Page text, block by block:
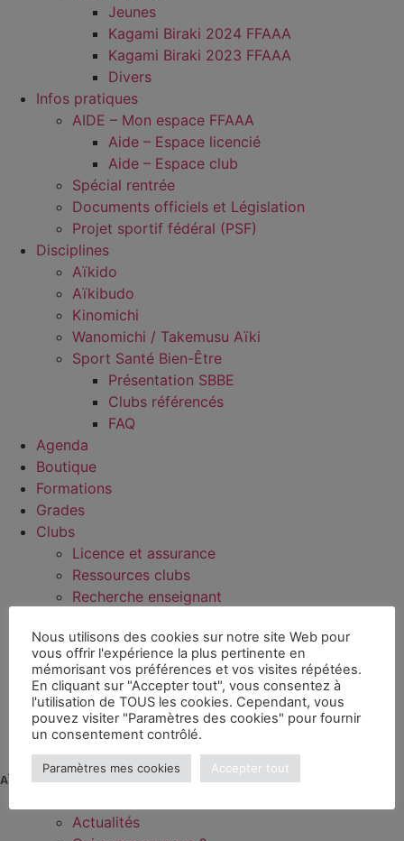
Jeunes
Kagami Biraki 2024 FFAAA
Kagami Biraki 2023 FFAAA
Divers
Infos pratiques
AIDE – Mon espace FFAAA
Aide – Espace licencié
Aide – Espace club
Spécial rentrée
Documents officiels et Législation
Projet sportif fédéral (PSF)
Disciplines
Aïkido
Aïkibudo
Kinomichi
Wanomichi / Takemusu Aïki
Sport Santé Bien-Être
Présentation SBBE
Clubs référencés
FAQ
Agenda
Boutique
Formations
Grades
Clubs
Licence et assurance
Ressources clubs
Recherche enseignant
Documents
Nous contacter
Actualités
Nous utilisons des cookies sur notre site Web pour
vous offrir l'expérience la plus pertinente en
mémorisant vos préférences et vos visites répétées.
En cliquant sur "Accepter tout", vous consentez à
l'utilisation de TOUS les cookies. Cependant, vous
pouvez visiter "Paramètres des cookies" pour fournir
un consentement contrôlé.
Paramètres mes cookies Accepter tout